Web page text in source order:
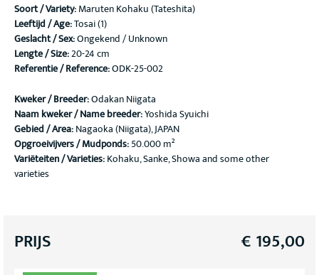
Soort / Variety:Maruten Kohaku (Tateshita)
Leeftijd / Age:Tosai (1)
Geslacht / Sex:Ongekend / Unknown
Lengte / Size:20-24 cm
Referentie / Reference:ODK-25-002
Kweker / Breeder:Odakan Niigata
Naam kweker / Name breeder:Yoshida Syuichi
Gebied / Area:Nagaoka (Niigata), JAPAN
Opgroeivijvers / Mudponds:50.000 m²
Variëteiten / Varieties:Kohaku, Sanke, Showa and some other
varieties
PRIJS € 195,00